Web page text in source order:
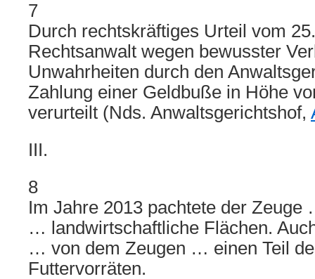
7
Durch rechtskräftiges Urteil vom
Rechtsanwalt wegen bewusster
Unwahrheiten durch den
Zahlung einer Geldbuße in Höhe
verurteilt (Nds. Anwaltsgerichtshof,
III.
8
Im Jahre 2013 pachtete der
… landwirtschaftliche Flächen.
… von dem Zeugen … einen Teil
Futtervorräten.